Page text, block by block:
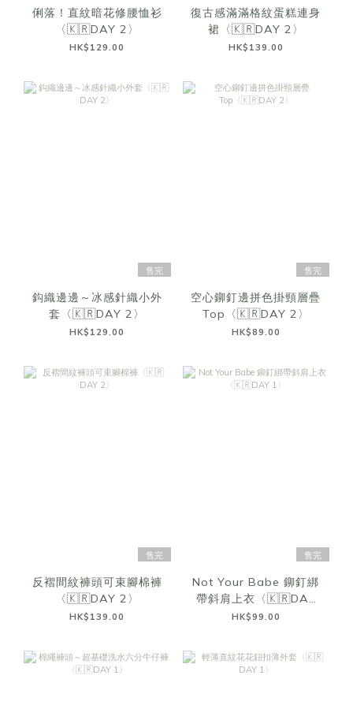
俐落！直紋暗花修腰恤衫
〈🇰🇷DAY 2〉
HK$129.00
復古感滿滿格紋蛋糕連身
裙〈🇰🇷DAY 2〉
HK$139.00
售完
鈎織邊邊～冰感針織小外
套〈🇰🇷DAY 2〉
HK$129.00
售完
空心鉚釘邊拼色掛頸層疊
Top〈🇰🇷DAY 2〉
HK$89.00
售完
反褶間紋褲頭可束腳棉褲
〈🇰🇷DAY 2〉
HK$139.00
售完
Not Your Babe 鉚釘綁
帶斜肩上衣〈🇰🇷DAY
1〉
HK$99.00